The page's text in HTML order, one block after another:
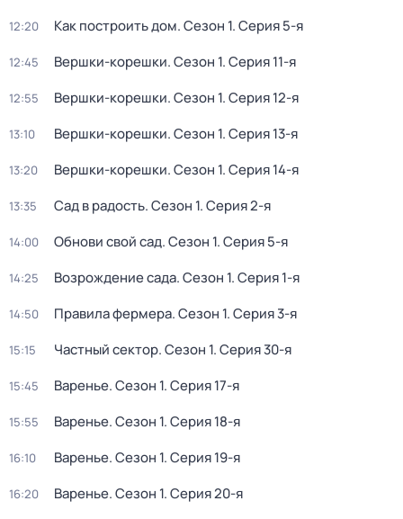
12:20 Как построить дом. Сезон 1. Серия 5-я
12:45 Вершки-корешки. Сезон 1. Серия 11-я
12:55 Вершки-корешки. Сезон 1. Серия 12-я
13:10 Вершки-корешки. Сезон 1. Серия 13-я
13:20 Вершки-корешки. Сезон 1. Серия 14-я
13:35 Сад в радость. Сезон 1. Серия 2-я
14:00 Обнови свой сад. Сезон 1. Серия 5-я
14:25 Возрождение сада. Сезон 1. Серия 1-я
14:50 Правила фермера. Сезон 1. Серия 3-я
15:15 Частный сектор. Сезон 1. Серия 30-я
15:45 Варенье. Сезон 1. Серия 17-я
15:55 Варенье. Сезон 1. Серия 18-я
16:10 Варенье. Сезон 1. Серия 19-я
16:20 Варенье. Сезон 1. Серия 20-я